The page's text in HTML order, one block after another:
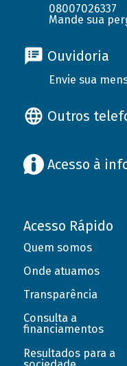
08007026337
Mande sua
Ouvidoria
Envie sua
Outros
Acesso à
Acesso Rápido
Quem somos
Onde atuamos
Transparência
Consulta a
financiamentos
Resultados para a